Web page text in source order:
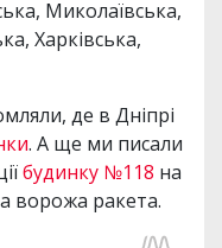
Миколаївська,
Харківська,
де в Дніпрі
. А ще ми писали
будинку №118 на
ворожа ракета.